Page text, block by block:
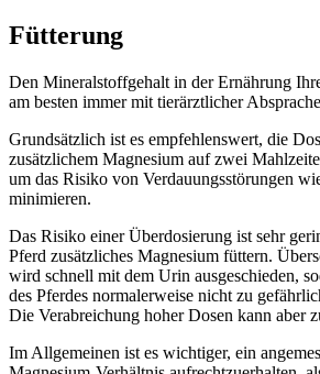
Fütterung
Den Mineralstoffgehalt in der Ernährung
am besten immer mit tierärztlicher
Grundsätzlich ist es empfehlenswert, die
zusätzlichem Magnesium auf zwei
um das Risiko von Verdauungsstörungen
minimieren.
Das Risiko einer Überdosierung ist sehr
Pferd zusätzliches Magnesium füttern.
wird schnell mit dem Urin ausgeschieden,
des Pferdes normalerweise nicht zu
Die Verabreichung hoher Dosen kann aber
Im Allgemeinen ist es wichtiger, ein